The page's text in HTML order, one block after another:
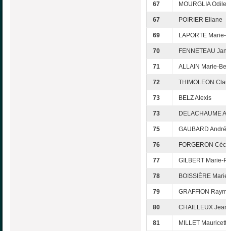
67 MOURGLIA Odile
67 POIRIER Eliane
69 LAPORTE
70 FENNETEAU
71 ALLAIN Marie-
72 THIMOLEON
73 BELZ Alexis
73 DELACHAUME
75 GAUBARD
76 FORGERON
77 GILBERT Marie-
78 BOISSIÈRE
79 GRAFFION
80 CHAILLEUX
81 MILLET